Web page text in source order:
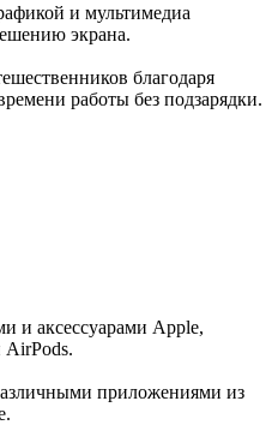
и мультимедиа
экрана.
благодаря
работы без подзарядки.
и аксессуарами Apple,
AirPods.
приложениями из